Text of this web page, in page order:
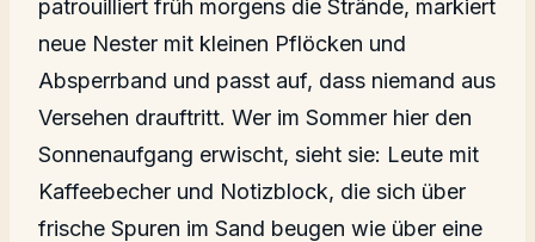
patrouilliert früh morgens die Strände, markiert
neue Nester mit kleinen Pflöcken und
Absperrband und passt auf, dass niemand aus
Versehen drauftritt. Wer im Sommer hier den
Sonnenaufgang erwischt, sieht sie: Leute mit
Kaffeebecher und Notizblock, die sich über
frische Spuren im Sand beugen wie über eine